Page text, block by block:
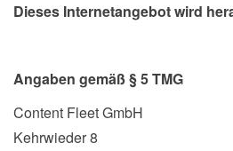
Dieses Internetangebot wird
Angaben gemäß § 5 TMG
Content Fleet GmbH
Kehrwieder 8